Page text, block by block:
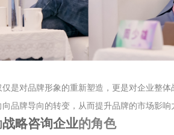
是对品牌形象的重新塑造，更是对企业整
品牌导向的转变，从而提升品牌的市场影响
战略咨询企业的角色